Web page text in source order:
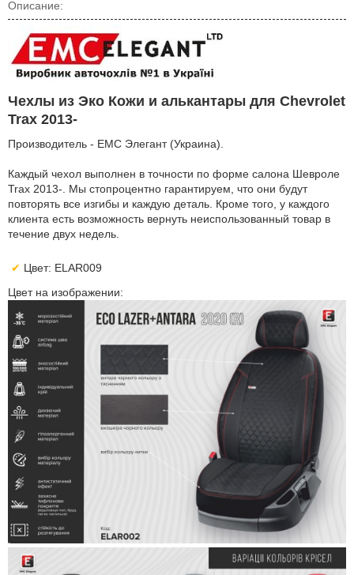
Описание:
Чехлы из Эко Кожи и алькантары для Chevrolet
Trax 2013-
Производитель - EMC Элегант (Украина).
Каждый чехол выполнен в точности по форме салона Шевроле
Trax 2013-. Мы стопроцентно гарантируем, что они будут
повторять все изгибы и каждую деталь. Кроме того, у каждого
клиента есть возможность вернуть неиспользованный товар в
течение двух недель.
Цвет: ELAR009
Цвет на изображении: